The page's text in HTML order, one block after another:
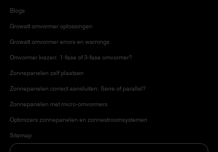
Blogs
Growatt omvormer oplossingen
Growatt omvormer errors en warnings
Omvormer kiezen: 1-fase of 3-fase omvormer?
Zonnepanelen zelf plaatsen
Zonnepanelen correct aansluiten: Serie of parallel?
Zonnepanelen met micro-omvormers
Optimizers zonnepanelen en zonnestroomsystemen
Sitemap